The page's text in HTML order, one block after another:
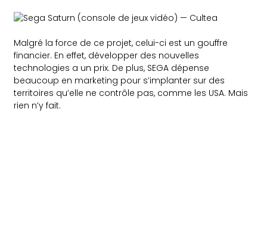
Malgré la force de ce projet, celui-ci est un gouffre
financier. En effet, développer des nouvelles
technologies a un prix. De plus, SEGA dépense
beaucoup en marketing pour s’implanter sur des
territoires qu’elle ne contrôle pas, comme les USA. Mais
rien n’y fait.